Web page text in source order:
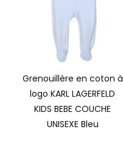
Grenouillère en coton à
logo KARL LAGERFELD
KIDS BEBE COUCHE
UNISEXE Bleu